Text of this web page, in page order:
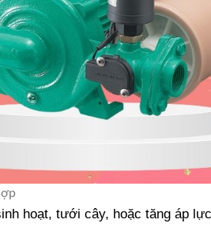
hoạt, tưới cây, hoặc tăng áp